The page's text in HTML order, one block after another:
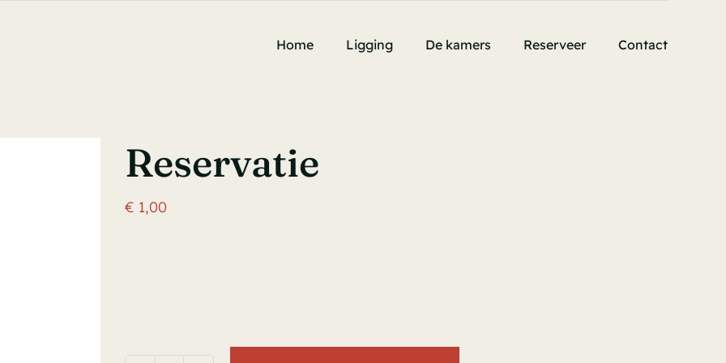
Home Ligging De kamers Reserveer Contact
Reservatie
€ 1,00